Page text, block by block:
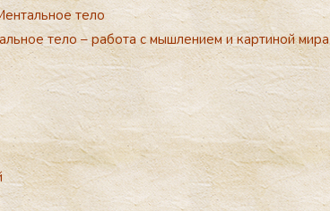
тело
тело – работа с мышлением и картиной мира